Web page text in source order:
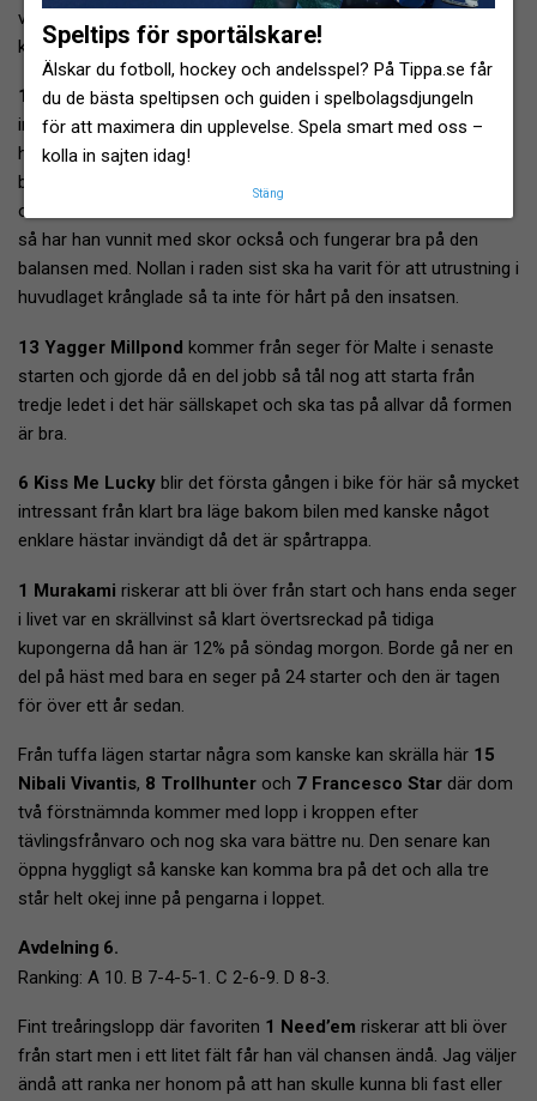
väldigt märkligt efter att man ligger så oerhört lågt i intervjuer
kring den här.
12 Vivaciousborde vara favorit och blir det till slut då spåret
inte är alls lika illa som det ser ut när det är spårtrappa. Den här
har dubbelt så mycket på kontot som där framme och därmed
betydligt hårdare. Bike på nu som han vann i sist man körde så
och eventuellt barfota runt om men skulle det krävas bakskor
så har han vunnit med skor också och fungerar bra på den
balansen med. Nollan i raden sist ska ha varit för att utrustning i
huvudlaget krånglade så ta inte för hårt på den insatsen.
13 Yagger Millpond kommer från seger för Malte i senaste
starten och gjorde då en del jobb så tål nog att starta från
tredje ledet i det här sällskapet och ska tas på allvar då formen
är bra.
6 Kiss Me Lucky blir det första gången i bike för här så mycket
intressant från klart bra läge bakom bilen med kanske något
enklare hästar invändigt då det är spårtrappa.
1 Murakami riskerar att bli över från start och hans enda seger
i livet var en skrällvinst så klart övertsreckad på tidiga
kupongerna då han är 12% på söndag morgon. Borde gå ner en
del på häst med bara en seger på 24 starter och den är tagen
för över ett år sedan.
Från tuffa lägen startar några som kanske kan skrälla här 15
Nibali Vivantis, 8 Trollhunter och 7 Francesco Star där dom
två förstnämnda kommer med lopp i kroppen efter
tävlingsfrånvaro och nog ska vara bättre nu. Den senare kan
öppna hyggligt så kanske kan komma bra på det och alla tre
står helt okej inne på pengarna i loppet.
Avdelning 6.
Ranking: A 10. B 7-4-5-1. C 2-6-9. D 8-3.
Fint treåringslopp där favoriten 1 Need’em riskerar att bli över
från start men i ett litet fält får han väl chansen ändå. Jag väljer
ändå att ranka ner honom på att han skulle kunna bli fast eller
Speltips för sportälskare!
Älskar du fotboll, hockey och andelsspel? På Tippa.se får
du de bästa speltipsen och guiden i spelbolagsdjungeln
för att maximera din upplevelse. Spela smart med oss –
kolla in sajten idag!
Stäng